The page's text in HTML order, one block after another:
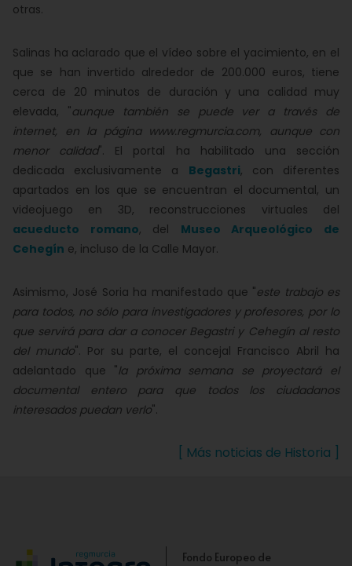
otras.
Salinas ha aclarado que el vídeo sobre el yacimiento, en el
que se han invertido alrededor de 200.000 euros, tiene
cerca de 20 minutos de duración y una calidad muy
elevada, "aunque también se puede ver a través de
internet, en la página www.regmurcia.com, aunque con
menor calidad". El portal ha habilitado una sección
dedicada exclusivamente a Begastri, con diferentes
apartados en los que se encuentran el documental, un
videojuego en 3D, reconstrucciones virtuales del
acueducto romano, del Museo Arqueológico de
Cehegín e, incluso de la Calle Mayor.
Asimismo, José Soria ha manifestado que "este trabajo es
para todos, no sólo para investigadores y profesores, por lo
que servirá para dar a conocer Begastri y Cehegín al resto
del mundo". Por su parte, el concejal Francisco Abril ha
adelantado que "la próxima semana se proyectará el
documental entero para que todos los ciudadanos
interesados puedan verlo".
[ Más noticias de Historia ]
Fondo Europeo de